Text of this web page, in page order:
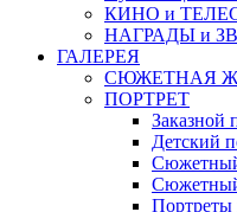
КИНО и
НАГРАДЫ и
ГАЛЕРЕЯ
СЮЖЕТНАЯ
ПОРТРЕТ
Заказной
Детский
Сюжетный
Портреты